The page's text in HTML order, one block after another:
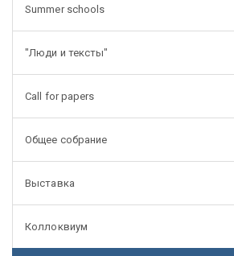
Summer schools
"Люди и тексты"
Call for papers
Общее собрание
Выставка
Коллоквиум